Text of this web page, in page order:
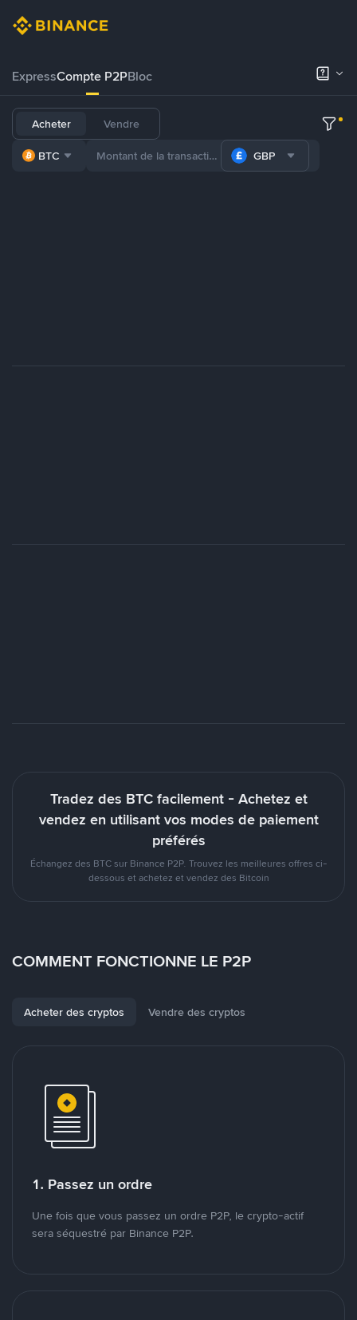
ExpressCompte P2PBloc
Acheter Vendre
BTC GBP
Tradez des BTC facilement - Achetez et
vendez en utilisant vos modes de paiement
préférés
Échangez des BTC sur Binance P2P. Trouvez les meilleures offres ci-
dessous et achetez et vendez des Bitcoin
COMMENT FONCTIONNE LE P2P
Acheter des cryptos Vendre des cryptos
1. Passez un ordre
Une fois que vous passez un ordre P2P, le crypto-actif
sera séquestré par Binance P2P.